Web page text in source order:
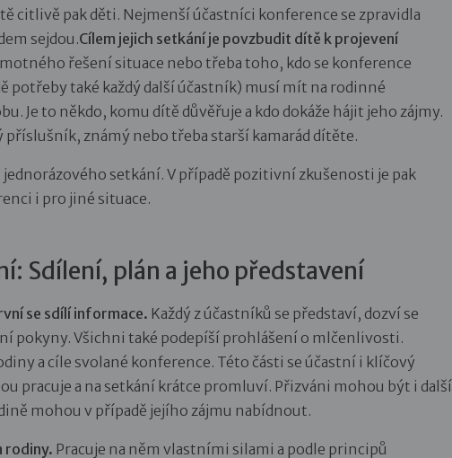
citlivě pak děti. Nejmenší účastníci konference se zpravidla
sejdou.Cílem jejich setkání je povzbudit dítě k projevení
řešení situace nebo třeba toho, kdo se konference
potřeby také každý další účastník) musí mít na rodinné
Je to někdo, komu dítě důvěřuje a kdo dokáže hájit jeho zájmy.
známý nebo třeba starší kamarád dítěte.
setkání. V případě pozitivní zkušenosti je pak
i pro jiné situace.
Sdílení, plán a jeho představení
se sdílí informace. Každý z účastníků se představí, dozví se
pokyny. Všichni také podepíší prohlášení o mlčenlivosti.
a cíle svolané konference. Této části se účastní i klíčový
pracuje a na setkání krátce promluví. Přizváni mohou být i další
mohou v případě jejího zájmu nabídnout.
rodiny. Pracuje na něm vlastními silami a podle principů